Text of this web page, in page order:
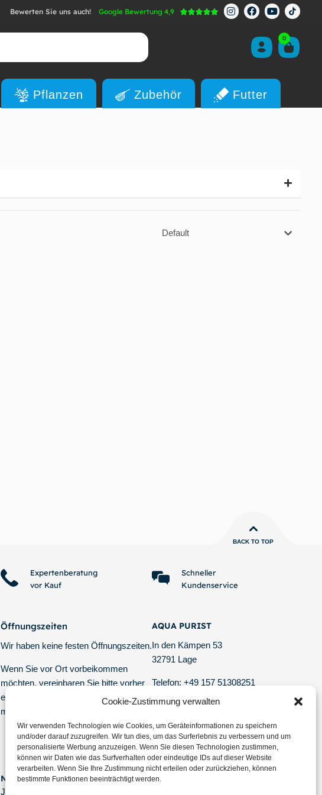
Cookie-Zustimmung verwalten
Wir verwenden Technologien wie Cookies, um Geräteinformationen zu speichern
und/oder darauf zuzugreifen. Wir tun dies, um das Surferlebnis zu verbessern und um
personalisierte Werbung anzuzeigen. Wenn Sie diesen Technologien zustimmen,
können wir Daten wie das Surfverhalten oder eindeutige IDs auf dieser Website
verarbeiten. Wenn Sie Ihre Zustimmung nicht erteilen oder zurückziehen, können
bestimmte Funktionen beeinträchtigt werden.
Bewerten Sie uns auch! Google Bewertung 4,9 
0
Pflanzen Zubehör Futter
Default
BACK TO TOP
Expertenberatung
vor Kauf
Schneller
Kundenservice
Öffnungszeiten
Wir haben keine festen Öffnungszeiten.
Wenn Sie vor Ort vorbeikommen
möchten, vereinbaren Sie bitte vorher
einen Termin per Mail oder telefonisch
mit uns.
AQUA PURIST
In den Kämpen 53
32791 Lage
Telefon: +49 157 51308251
E-Mail: info @ aquapurist.de
tagesaktuelle Versand-Informationen
Newsletter!
Jetzt eintragen und keine Angebote und Neuigkeiten mehr verpassen.